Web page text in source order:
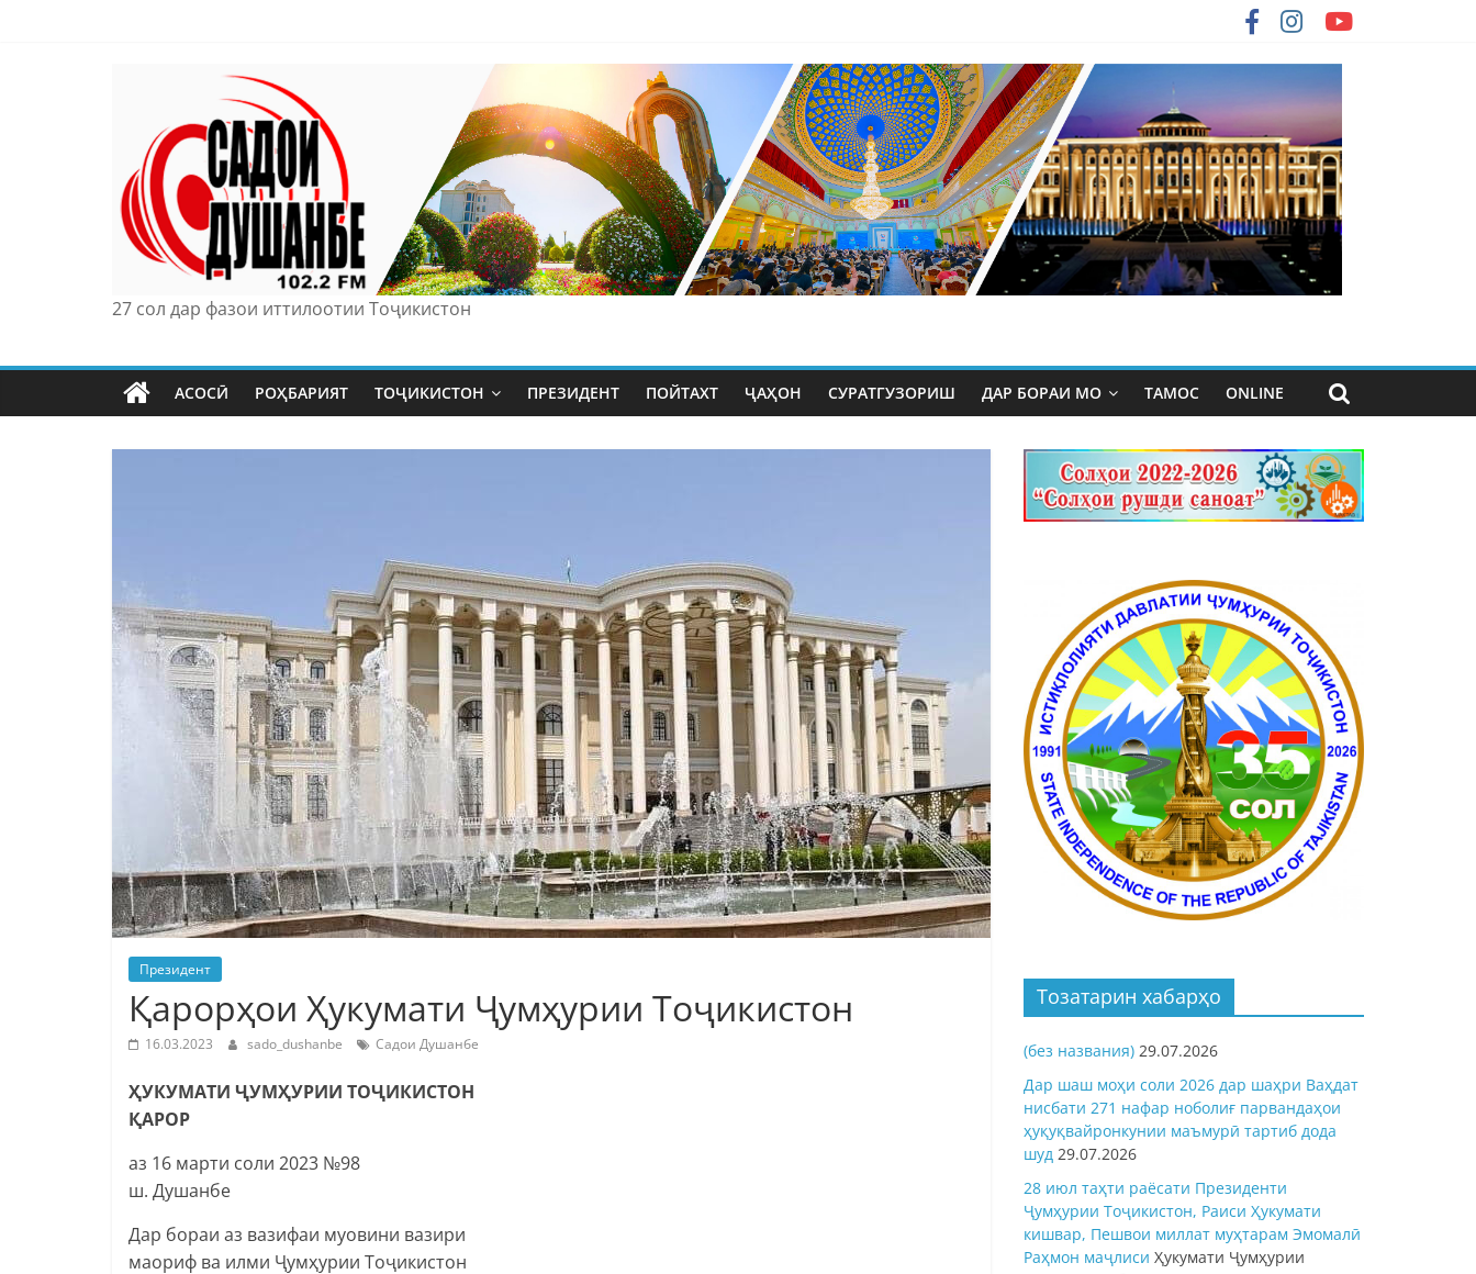
27 сол дар фазои иттилоотии Тоҷикистон
АСОСӢ РОҲБАРИЯТ ТОҶИКИСТОН ПРЕЗИДЕНТ ПОЙТАХТ ҶАҲОН СУРАТГУЗОРИШ ДАР БОРАИ МО ТАМОС ONLINE
Президент
Қарорҳои Ҳукумати Ҷумҳурии Тоҷикистон
16.03.2023 sado_dushanbe Садои Душанбе
ҲУКУМАТИ ҶУМҲУРИИ ТОҶИКИСТОН
ҚАРОР
аз 16 марти соли 2023 №98
ш. Душанбе
Дар бораи аз вазифаи муовини вазири
маориф ва илми Ҷумҳурии Тоҷикистон
Тозатарин хабарҳо
(без названия) 29.07.2026
Дар шаш моҳи соли 2026 дар шаҳри Ваҳдат
нисбати 271 нафар ноболиғ парвандаҳои
ҳуқуқвайронкунии маъмурӣ тартиб дода
шуд 29.07.2026
28 июл таҳти раёсати Президенти
Ҷумҳурии Тоҷикистон, Раиси Ҳукумати
кишвар, Пешвои миллат муҳтарам Эмомалӣ
Раҳмон маҷлиси Ҳукумати Ҷумҳурии